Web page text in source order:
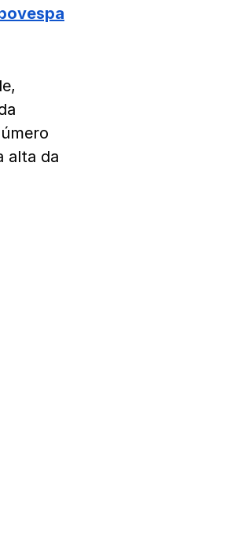
alta da